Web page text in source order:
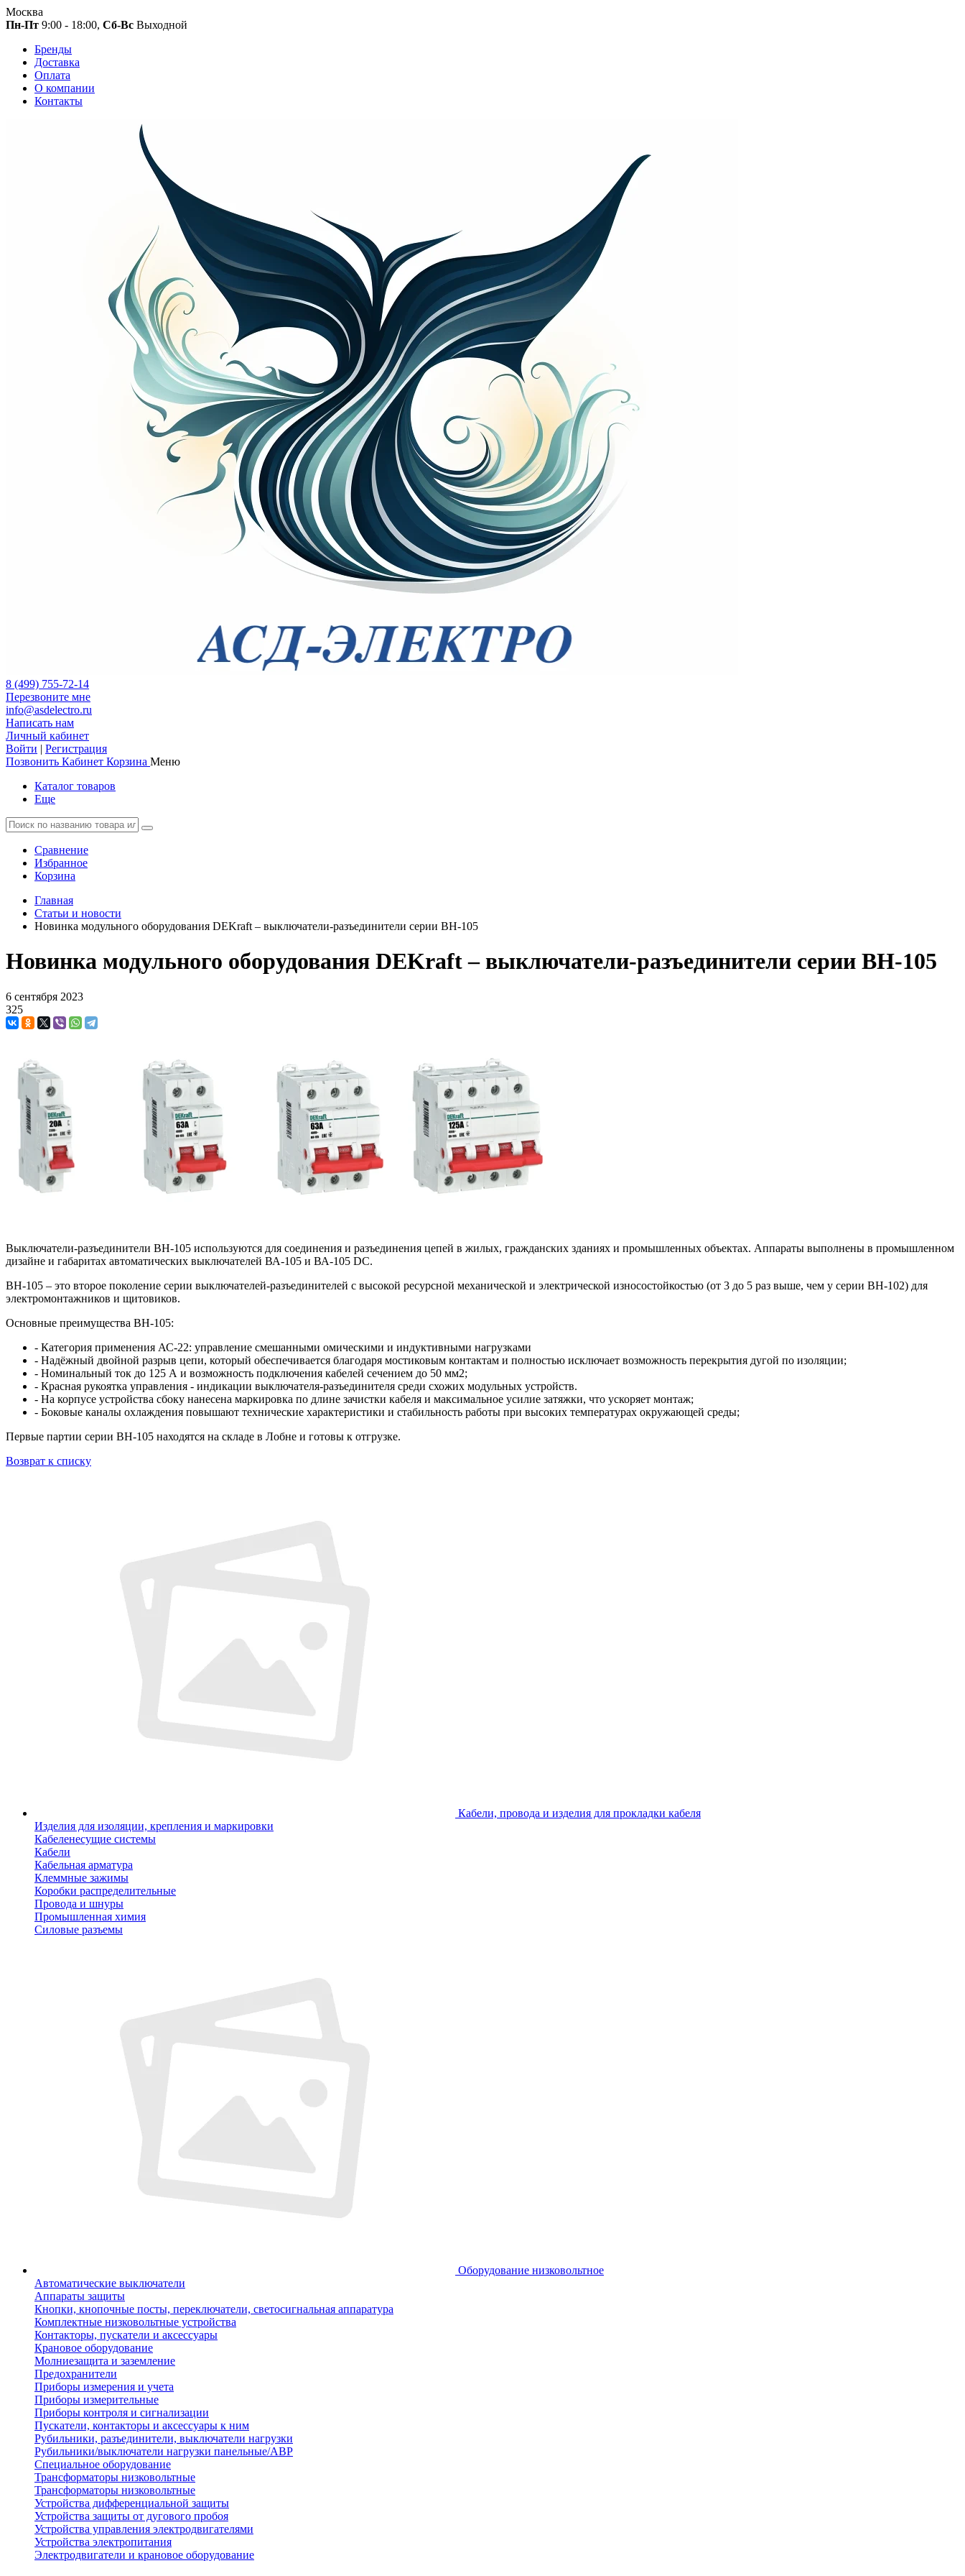
Москва
Пн-Пт 9:00 - 18:00, Сб-Вс Выходной
Бренды
Доставка
Оплата
О компании
Контакты
8 (499) 755-72-14
Перезвоните мне
info@asdelectro.ru
Написать нам
Личный кабинет
Войти | Регистрация
Позвонить Кабинет Корзина Меню
Каталог товаров
Еще
Сравнение
Избранное
Корзина
Главная
Статьи и новости
Новинка модульного оборудования DEKraft – выключатели-разъединители серии ВН-105
Новинка модульного оборудования DEKraft – выключатели-разъединители серии ВН-105
6 сентября 2023
325
Выключатели-разъединители ВН-105 используются для соединения и разъединения цепей в жилых, гражданских зданиях и промышленных объектах. Аппараты выполнены в промышленном
дизайне и габаритах автоматических выключателей ВА-105 и ВА-105 DC.
ВН-105 – это второе поколение серии выключателей-разъединителей с высокой ресурсной механической и электрической износостойкостью (от 3 до 5 раз выше, чем у серии ВН-102) для
электромонтажников и щитовиков.
Основные преимущества ВН-105:
- Категория применения АС-22: управление смешанными омическими и индуктивными нагрузками
- Надёжный двойной разрыв цепи, который обеспечивается благодаря мостиковым контактам и полностью исключает возможность перекрытия дугой по изоляции;
- Номинальный ток до 125 А и возможность подключения кабелей сечением до 50 мм2;
- Красная рукоятка управления - индикации выключателя-разъединителя среди схожих модульных устройств.
- На корпусе устройства сбоку нанесена маркировка по длине зачистки кабеля и максимальное усилие затяжки, что ускоряет монтаж;
- Боковые каналы охлаждения повышают технические характеристики и стабильность работы при высоких температурах окружающей среды;
Первые партии серии ВН-105 находятся на складе в Лобне и готовы к отгрузке.
Возврат к списку
Кабели, провода и изделия для прокладки кабеля
Изделия для изоляции, крепления и маркировки
Кабеленесущие системы
Кабели
Кабельная арматура
Клеммные зажимы
Коробки распределительные
Провода и шнуры
Промышленная химия
Силовые разъемы
Оборудование низковольтное
Автоматические выключатели
Аппараты защиты
Кнопки, кнопочные посты, переключатели, светосигнальная аппаратура
Комплектные низковольтные устройства
Контакторы, пускатели и аксессуары
Крановое оборудование
Молниезащита и заземление
Предохранители
Приборы измерения и учета
Приборы измерительные
Приборы контроля и сигнализации
Пускатели, контакторы и аксессуары к ним
Рубильники, разъединители, выключатели нагрузки
Рубильники/выключатели нагрузки панельные/АВР
Специальное оборудование
Трансформаторы низковольтные
Трансформаторы низковольтные
Устройства дифференциальной защиты
Устройства защиты от дугового пробоя
Устройства управления электродвигателями
Устройства электропитания
Электродвигатели и крановое оборудование